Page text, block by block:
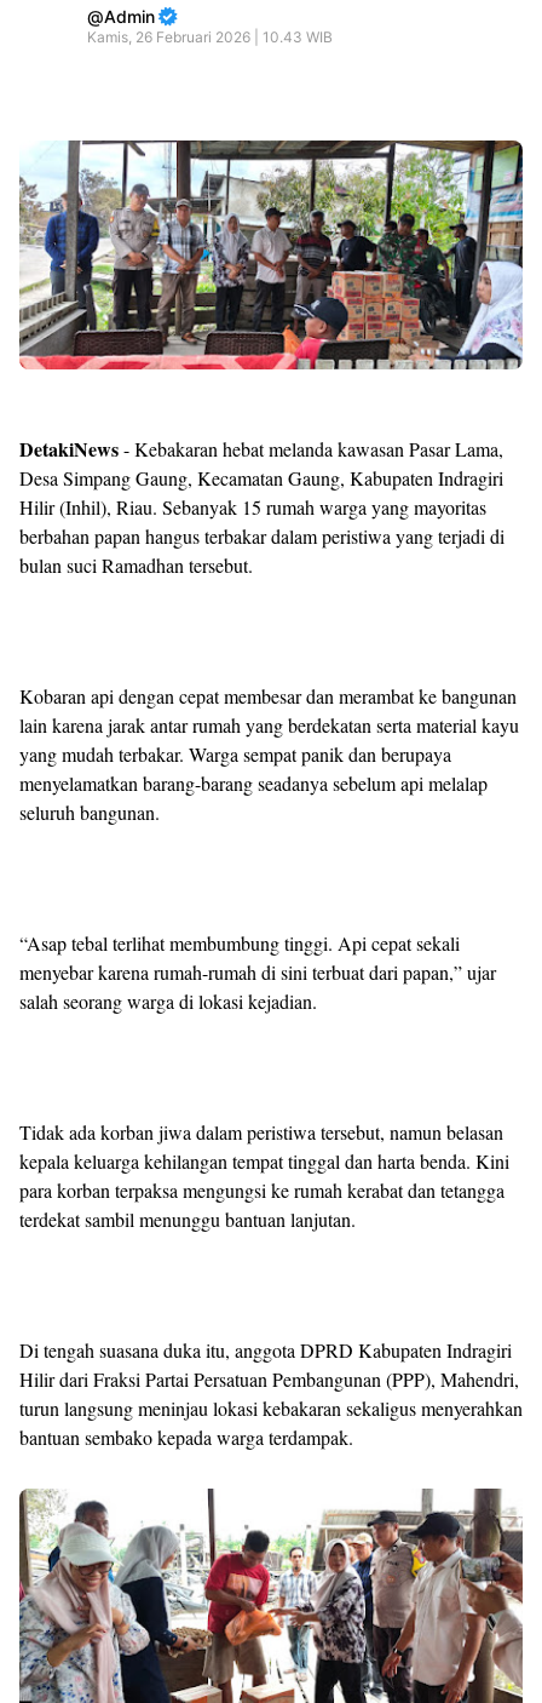
Admin
Kamis, 26 Februari 2026 | 10.43 WIB
DetakiNews- Kebakaran hebat melanda kawasan Pasar Lama,
Desa Simpang Gaung, Kecamatan Gaung, Kabupaten Indragiri
Hilir (Inhil), Riau. Sebanyak 15 rumah warga yang mayoritas
berbahan papan hangus terbakar dalam peristiwa yang terjadi di
bulan suci Ramadhan tersebut.
Kobaran api dengan cepat membesar dan merambat ke bangunan
lain karena jarak antar rumah yang berdekatan serta material kayu
yang mudah terbakar. Warga sempat panik dan berupaya
menyelamatkan barang-barang seadanya sebelum api melalap
seluruh bangunan.
“Asap tebal terlihat membumbung tinggi. Api cepat sekali
menyebar karena rumah-rumah di sini terbuat dari papan,” ujar
salah seorang warga di lokasi kejadian.
Tidak ada korban jiwa dalam peristiwa tersebut, namun belasan
kepala keluarga kehilangan tempat tinggal dan harta benda. Kini
para korban terpaksa mengungsi ke rumah kerabat dan tetangga
terdekat sambil menunggu bantuan lanjutan.
Di tengah suasana duka itu, anggota DPRD Kabupaten Indragiri
Hilir dari Fraksi Partai Persatuan Pembangunan (PPP), Mahendri,
turun langsung meninjau lokasi kebakaran sekaligus menyerahkan
bantuan sembako kepada warga terdampak.